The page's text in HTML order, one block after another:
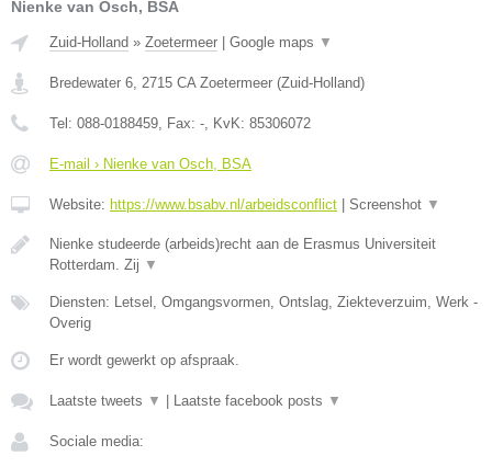
Nienke van Osch, BSA
Zuid-Holland » Zoetermeer Google maps ▼
Bredewater 6, 2715 CA Zoetermeer (Zuid-Holland)
Tel: 088-0188459, Fax: -, KvK: 85306072
E-mail › Nienke van Osch, BSA
Website: https://www.bsabv.nl/arbeidsconflict Screenshot ▼
Nienke studeerde (arbeids)recht aan de Erasmus Universiteit
Rotterdam. Zij ▼
Diensten: Letsel, Omgangsvormen, Ontslag, Ziekteverzuim, Werk -
Overig
Er wordt gewerkt op afspraak.
Laatste tweets ▼ Laatste facebook posts ▼
Sociale media: